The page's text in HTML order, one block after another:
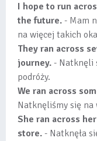
I hope to run
the future. - Mam
na więcej takich
They ran across
journey. - Natknęli
podróży.
We ran across
Natknęliśmy się na
She ran across
store. - Natknęła